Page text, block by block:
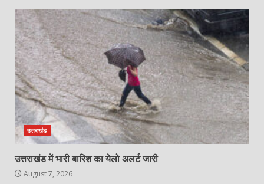
उत्तराखंड
उत्तराखंड में भारी बारिश का येलो अलर्ट जारी
August 7, 2026